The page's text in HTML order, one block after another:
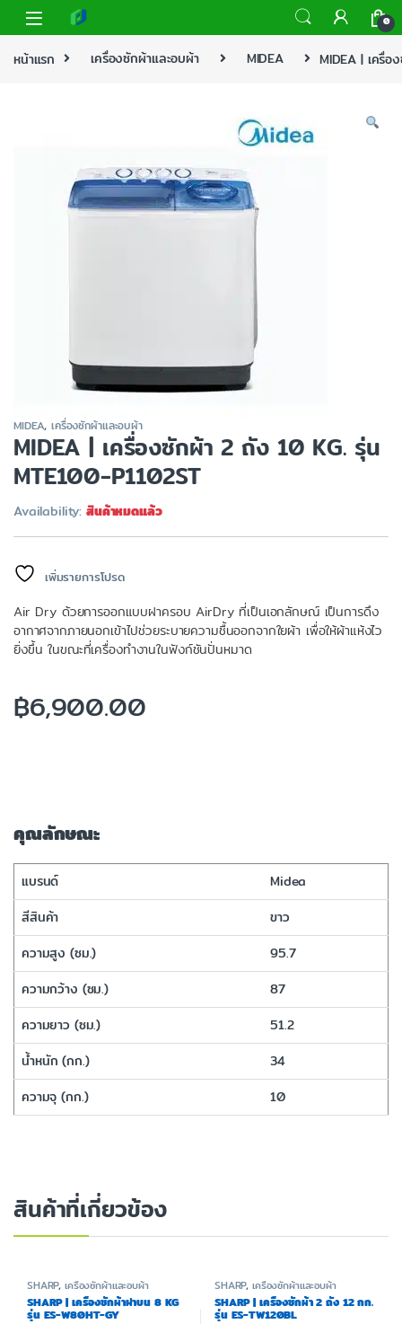
0
หน้าแรก เครื่องซักผ้าและอบผ้า MIDEA MIDEA | เครื่
MIDEA,เครื่องซักผ้าและอบผ้า
MIDEA | เครื่องซักผ้า 2 ถัง 10 KG. รุ่น
MTE100-P1102ST
Availability:สินค้าหมดแล้ว
เพิ่มรายการโปรด
Air Dry ด้วยการออกแบบฝาครอบ AirDry ที่เป็นเอกลักษณ์ เป็นการดึง
อากาศจากภายนอกเข้าไปช่วยระบายความชื้นออกจากใยผ้า เพื่อให้ผ้าแห้งไว
ยิ่งขึ้น ในขณะที่เครื่องทำงานในฟังก์ชันปั่นหมาด
฿6,900.00
สินค้าที่เกี่ยวข้อง
SHARP,เครื่องซักผ้าและอบผ้า
SHARP | เครื่องซักผ้าฝาบน 8 KG
รุ่น ES-W80HT-GY
SHARP,เครื่องซักผ้าและอบผ้า
SHARP | เครื่องซักผ้า 2 ถัง 12 กก.
รุ่น ES-TW120BL
คุณลักษณะ
แบรนด์
Midea
สีสินค้า
ขาว
ความสูง (ซม.)
95.7
ความกว้าง (ซม.)
87
ความยาว (ซม.)
51.2
น้ำหนัก (กก.)
34
ความจุ (กก.)
10